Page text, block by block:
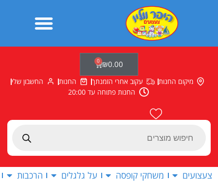
Products
₪0.00
0
עגלת
קניות
מיקום החנות עקוב אחרי הזמנתך החנות
החשבון שלי
החנות פתוחה עד 20:00
צעצועים משחקי קופסה על גלגלים
הרכבות